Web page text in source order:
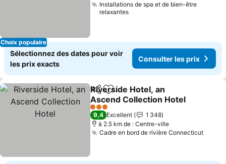
Choix populaire
Installations de spa et de bien-être
relaxantes
Sélectionnez des dates pour voir
les prix exacts
Consulter les prix
PartagerAjouter à mes favoris
Riverside Hotel, an
Ascend Collection Hotel
3 Étoiles
9,4 Excellent
1 348
à 2.5 km de : Centre-ville
Cadre en bord de rivière Connecticut